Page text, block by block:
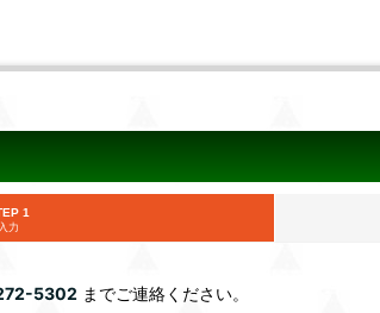
1
入力
5302 までご連絡ください。